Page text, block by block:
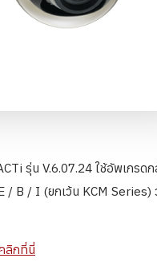
รุ่น V.6.07.24 ใช้อัพเกรด
/ B / I (ยกเว้น KCM Series)
ลิกที่นี่